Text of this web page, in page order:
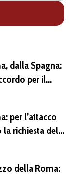
dalla Spagna:
per il
League
per l’attacco
la richiesta del
della Roma: